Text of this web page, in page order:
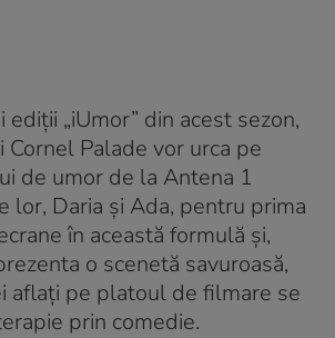
„iUmor” din acest sezon,
Cornel Palade vor urca pe
de umor de la Antena 1
lor, Daria și Ada, pentru prima
în această formulă și,
o scenetă savuroasă,
aflați pe platoul de filmare se
prin comedie.